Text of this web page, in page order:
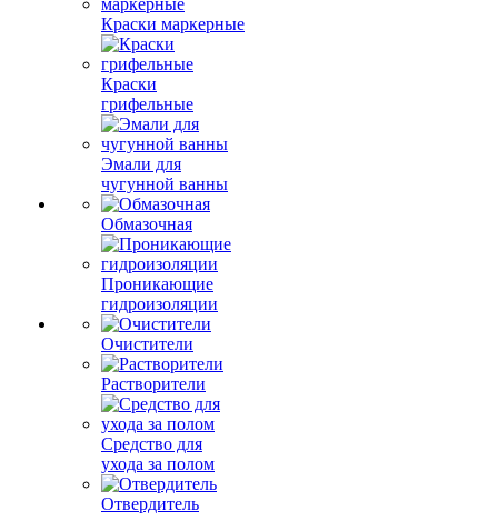
Краски маркерные
Краски
грифельные
Эмали для
чугунной ванны
Обмазочная
Проникающие
гидроизоляции
Очистители
Растворители
Средство для
ухода за полом
Отвердитель